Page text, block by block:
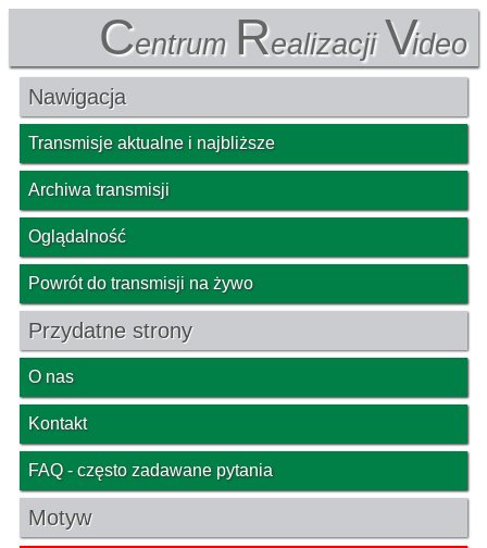
Centrum Realizacji Video
Nawigacja
Transmisje aktualne i najbliższe
Archiwa transmisji
Oglądalność
Powrót do transmisji na żywo
Przydatne strony
O nas
Kontakt
FAQ - często zadawane pytania
Motyw